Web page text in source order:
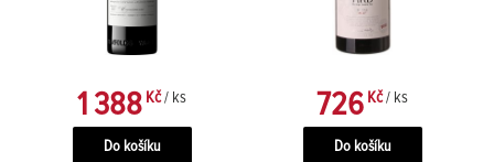
1 388 Kč / ks 726 Kč / ks